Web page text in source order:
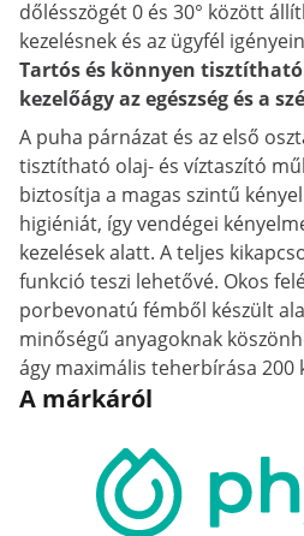
dőlésszögét 0 és 30° között
kezelésnek és az ügyfél
Tartós és könnyen
kezelőágy az egészség és a
A puha párnázat és az első
tisztítható olaj- és víztaszító
biztosítja a magas szintű
higiéniát, így vendégei
kezelések alatt. A teljes
funkció teszi lehetővé. Okos
porbevonatú fémből készült
minőségű anyagoknak
ágy maximális teherbírása 200
A márkáról